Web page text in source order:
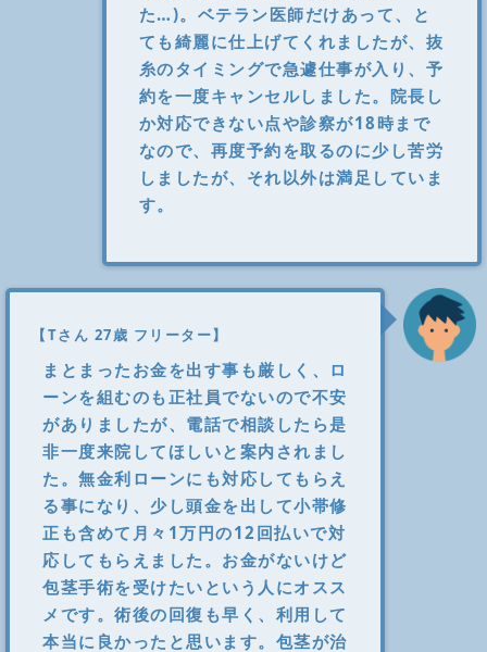
た…)。ベテラン医師だけあって、と
ても綺麗に仕上げてくれましたが、抜
糸のタイミングで急遽仕事が入り、予
約を一度キャンセルしました。院長し
か対応できない点や診察が18時まで
なので、再度予約を取るのに少し苦労
しましたが、それ以外は満足していま
す。
【Tさん 27歳 フリーター】
まとまったお金を出す事も厳しく、ロ
ーンを組むのも正社員でないので不安
がありましたが、電話で相談したら是
非一度来院してほしいと案内されまし
た。無金利ローンにも対応してもらえ
る事になり、少し頭金を出して小帯修
正も含めて月々1万円の12回払いで対
応してもらえました。お金がないけど
包茎手術を受けたいという人にオスス
メです。術後の回復も早く、利用して
本当に良かったと思います。包茎が治